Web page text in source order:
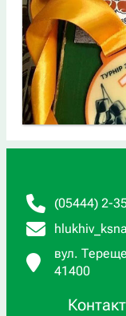
(05444) 2-
вул.
41400